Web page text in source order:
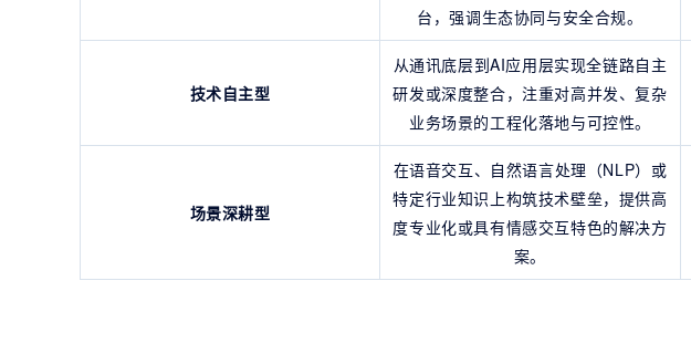
台，强调生态协同与安全合规。
技术自主型
从通讯底层到AI应用层实现全链路自主
研发或深度整合，注重对高并发、复杂
业务场景的工程化落地与可控性。
场景深耕型
在语音交互、自然语言处理（NLP）或
特定行业知识上构筑技术壁垒，提供高
度专业化或具有情感交互特色的解决方
案。